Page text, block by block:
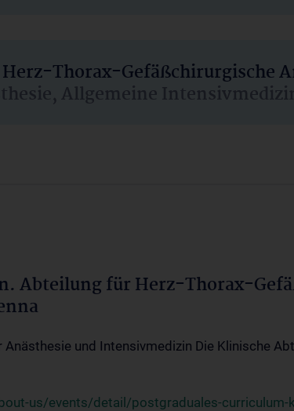
Thorax-Gefäßchirurgische
Allgemeine
Abteilung für Herz-Thorax-
und Intensivmedizin Die Klinische
us/events/detail/postgraduales-curriculum-